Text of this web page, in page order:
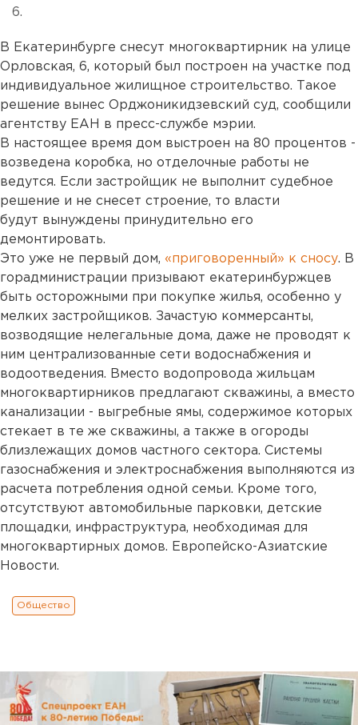
6.
В Екатеринбурге снесут многоквартирник на улице
Орловская, 6, который был построен на участке под
индивидуальное жилищное строительство. Такое
решение вынес Орджоникидзевский суд, сообщили
агентству ЕАН в пресс-службе мэрии.
В настоящее время дом выстроен на 80 процентов -
возведена коробка, но отделочные работы не
ведутся. Если застройщик не выполнит судебное
решение и не снесет строение, то власти
будут вынуждены принудительно его
демонтировать.
Это уже не первый дом, «приговоренный» к сносу. В
горадминистрации призывают екатеринбуржцев
быть осторожными при покупке жилья, особенно у
мелких застройщиков. Зачастую коммерсанты,
возводящие нелегальные дома, даже не проводят к
ним централизованные сети водоснабжения и
водоотведения. Вместо водопровода жильцам
многоквартирников предлагают скважины, а вместо
канализации - выгребные ямы, содержимое которых
стекает в те же скважины, а также в огороды
близлежащих домов частного сектора. Системы
газоснабжения и электроснабжения выполняются из
расчета потребления одной семьи. Кроме того,
отсутствуют автомобильные парковки, детские
площадки, инфраструктура, необходимая для
многоквартирных домов. Европейско-Азиатские
Новости.
Общество